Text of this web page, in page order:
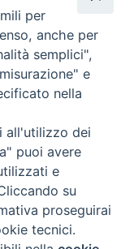
dati personali
per
anche per
semplici",
e
nella
all'utilizzo dei
puoi avere
e
su
proseguirai
tecnici.